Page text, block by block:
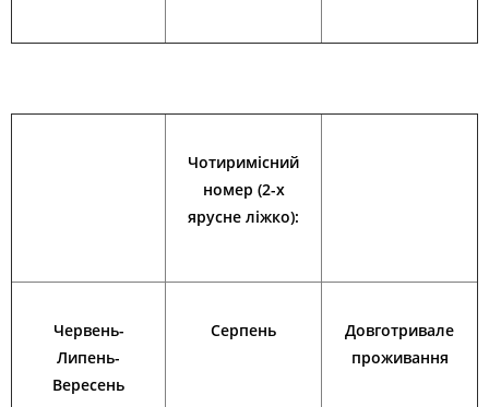
Чотиримісний
номер (2-х
ярусне ліжко):
Червень-
Липень-
Вересень
Серпень
Довготривале
проживання